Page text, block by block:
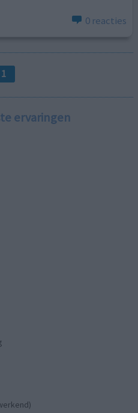
0 reacties
1
ervaringen